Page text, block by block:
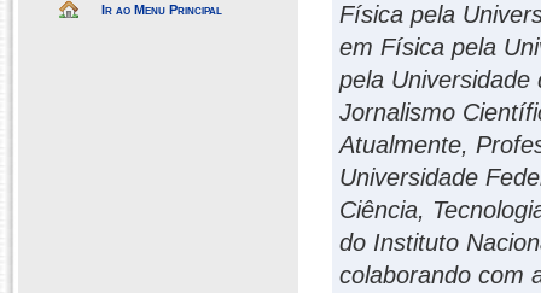
Ir ao Menu Principal
Física pela
em Física pela
pela Universidade
Jornalismo
Atualmente,
Universidade
Ciência,
do Instituto
colaborando com